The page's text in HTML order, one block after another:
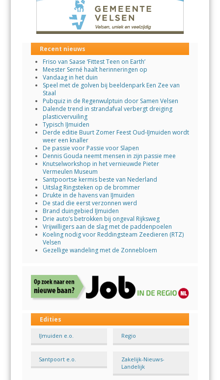
Recent nieuws
Friso van Saase ‘Fittest Teen on Earth’
Meester Serné haalt herinneringen op
Vandaag in het duin
Speel met de golven bij beeldenpark Een Zee van
Staal
Pubquiz in de Regenwulptuin door Samen Velsen
Dalende trend in strandafval verbergt dreiging
plasticvervuiling
Typisch IJmuiden
Derde editie Buurt Zomer Feest Oud-IJmuiden wordt
weer een knaller
De passie voor Passie voor Slapen
Dennis Gouda neemt mensen in zijn passie mee
Knutselworkshop in het vernieuwde Pieter
Vermeulen Museum
Santpoortse kermis beste van Nederland
Uitslag Ringsteken op de brommer
Drukte in de havens van IJmuiden
De stad die eerst verzonnen werd
Brand duingebied IJmuiden
Drie auto’s betrokken bij ongeval Rijksweg
Vrijwilligers aan de slag met de paddenpoelen
Koeling nodig voor Reddingsteam Zeedieren (RTZ)
Velsen
Gezellige wandeling met de Zonnebloem
Edities
IJmuiden e.o. Regio
Santpoort e.o.
Zakelijk-Nieuws-
Landelijk